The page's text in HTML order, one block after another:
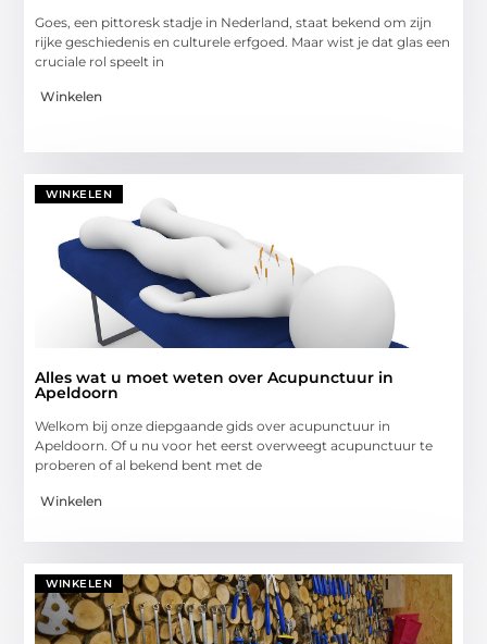
Goes, een pittoresk stadje in Nederland, staat bekend om zijn
rijke geschiedenis en culturele erfgoed. Maar wist je dat glas een
cruciale rol speelt in
Winkelen
WINKELEN
Alles wat u moet weten over Acupunctuur in
Apeldoorn
Welkom bij onze diepgaande gids over acupunctuur in
Apeldoorn. Of u nu voor het eerst overweegt acupunctuur te
proberen of al bekend bent met de
Winkelen
WINKELEN